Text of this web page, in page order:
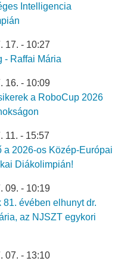
Intelligencia
17. - 10:27
- Raffai Mária
16. - 10:09
a RoboCup 2026
11. - 15:57
a 2026-os Közép-Európai
Diákolimpián!
09. - 10:19
81. évében elhunyt dr.
az NJSZT egykori
07. - 13:10